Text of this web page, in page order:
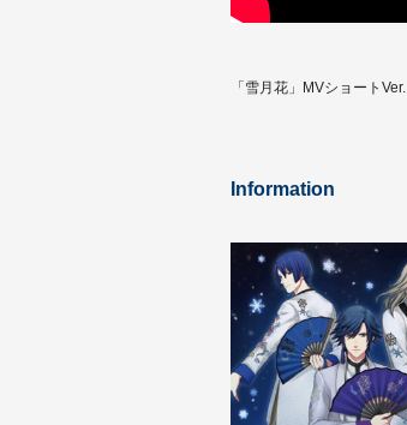
「雪月花」MVショートVer.
Information